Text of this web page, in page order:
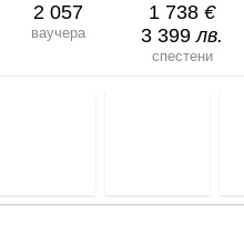
2 057
ваучера
1 738 €
3 399лв.
спестени